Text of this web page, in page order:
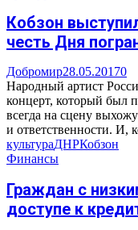
Кобзон
честь Дня
Добромир28.05.20170
Народный артист
концерт, который был
всегда на сцену
и ответственности. И,
культураДНРКобзон
Финансы
Граждан с
доступе к